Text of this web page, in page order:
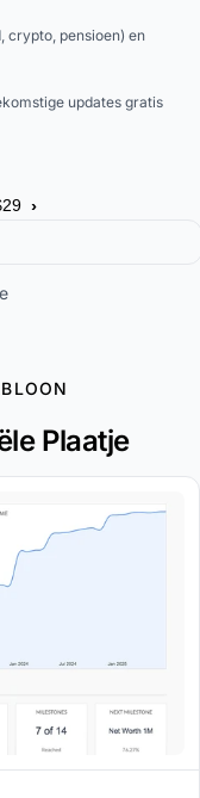
crypto, pensioen) en
updates gratis
›
Plaatje